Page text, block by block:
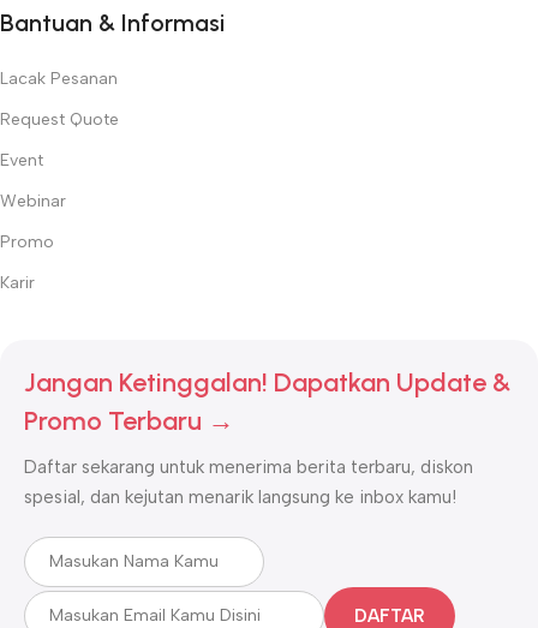
Bantuan & Informasi
Lacak Pesanan
Request Quote
Event
Webinar
Promo
Karir
Jangan Ketinggalan! Dapatkan Update &
Promo Terbaru →
Daftar sekarang untuk menerima berita terbaru, diskon
spesial, dan kejutan menarik langsung ke inbox kamu!
DAFTAR